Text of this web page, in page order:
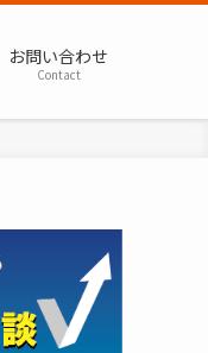
お問い合わせ
Contact